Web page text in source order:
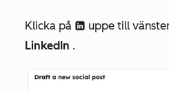
Klicka på socialBlockLinkedin uppe till
LinkedIn .